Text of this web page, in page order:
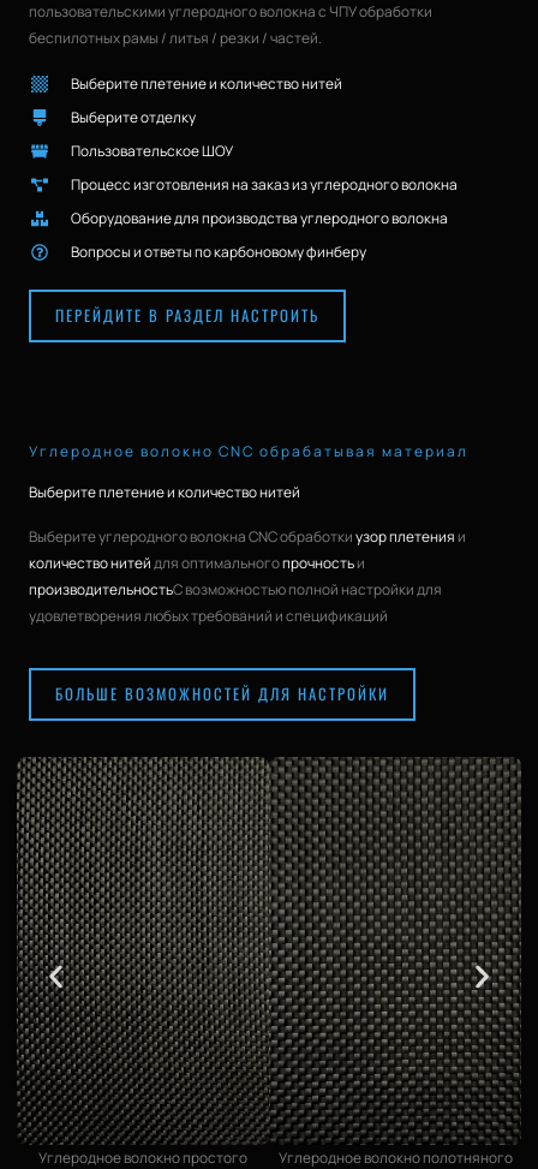
пользовательскими углеродного волокна с ЧПУ обработки
беспилотных рамы / литья / резки / частей.
Выберите плетение и количество нитей
Выберите отделку
Пользовательское ШОУ
Процесс изготовления на заказ из углеродного волокна
Оборудование для производства углеродного волокна
Вопросы и ответы по карбоновому финберу
ПЕРЕЙДИТЕ В РАЗДЕЛ НАСТРОИТЬ
Углеродное волокно CNC обрабатывая материал
Выберите плетение и количество нитей
Выберите углеродного волокна CNC обработкиузор плетения и
количество нитейдля оптимальногопрочностьи
производительностьС возможностью полной настройки для
удовлетворения любых требований и спецификаций
БОЛЬШЕ ВОЗМОЖНОСТЕЙ ДЛЯ НАСТРОЙКИ
Углеродное волокно простого
Углеродное волокно полотняного